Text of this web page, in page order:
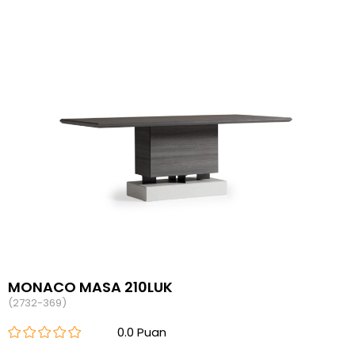
MONACO MASA 210LUK
(2732-369)
0.0